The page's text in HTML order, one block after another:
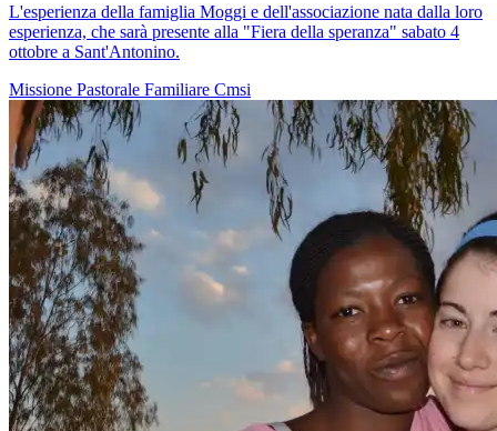
L'esperienza della famiglia Moggi e dell'associazione nata dalla loro
esperienza, che sarà presente alla "Fiera della speranza" sabato 4
ottobre a Sant'Antonino.
Missione Pastorale Familiare Cmsi